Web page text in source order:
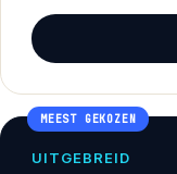
MEEST GEKOZEN
UITGEBREID